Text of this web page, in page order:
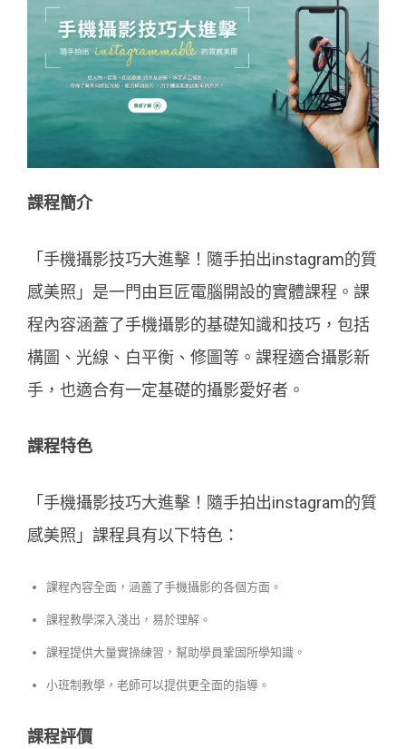
課程簡介
「手機攝影技巧大進擊！隨手拍出instagram的質
感美照」是一門由巨匠電腦開設的實體課程。課
程內容涵蓋了手機攝影的基礎知識和技巧，包括
構圖、光線、白平衡、修圖等。課程適合攝影新
手，也適合有一定基礎的攝影愛好者。
課程特色
「手機攝影技巧大進擊！隨手拍出instagram的質
感美照」課程具有以下特色：
課程內容全面，涵蓋了手機攝影的各個方面。
課程教學深入淺出，易於理解。
課程提供大量實操練習，幫助學員鞏固所學知識。
小班制教學，老師可以提供更全面的指導。
課程評價